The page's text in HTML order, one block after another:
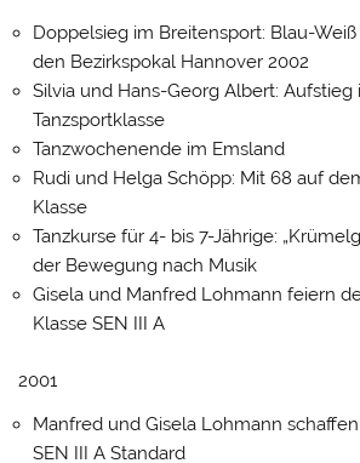
Doppelsieg im Breitensport: Blau-
den Bezirkspokal Hannover 2002
Silvia und Hans-Georg Albert:
Tanzsportklasse
Tanzwochenende im Emsland
Rudi und Helga Schöpp: Mit 68 auf
Klasse
Tanzkurse für 4- bis 7-Jährige:
der Bewegung nach Musik
Gisela und Manfred Lohmann feiern
Klasse SEN III A
2001
Manfred und Gisela Lohmann
SEN III A Standard